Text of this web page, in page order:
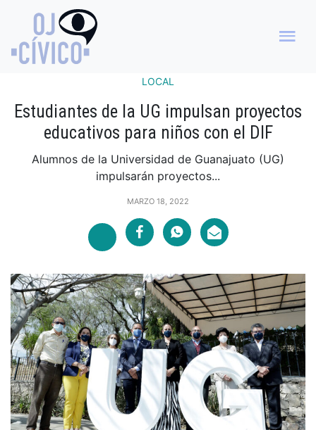
LOCAL
Estudiantes de la UG impulsan proyectos
educativos para niños con el DIF
Alumnos de la Universidad de Guanajuato (UG)
impulsarán proyectos...
MARZO 18, 2022